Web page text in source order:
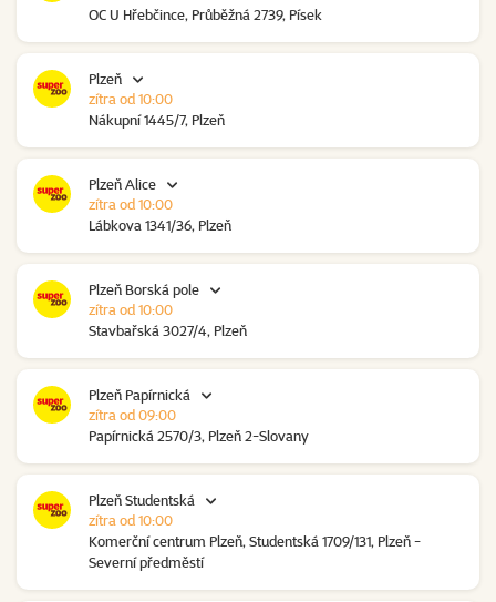
OC U Hřebčince, Průběžná 2739, Písek
Plzeň
Nákupní 1445/7, Plzeň
zítra od 10:00
Plzeň Alice
Lábkova 1341/36, Plzeň
zítra od 10:00
Plzeň Borská pole
Stavbařská 3027/4, Plzeň
zítra od 10:00
Plzeň Papírnická
Papírnická 2570/3, Plzeň 2-Slovany
zítra od 09:00
Plzeň Studentská
Komerční centrum Plzeň, Studentská 1709/131, Plzeň -
Severní předměstí
zítra od 10:00